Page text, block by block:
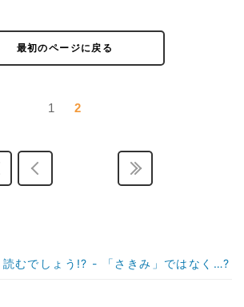
最初のページに戻る
1 2
読むでしょう!? - 「さきみ」ではなく…?